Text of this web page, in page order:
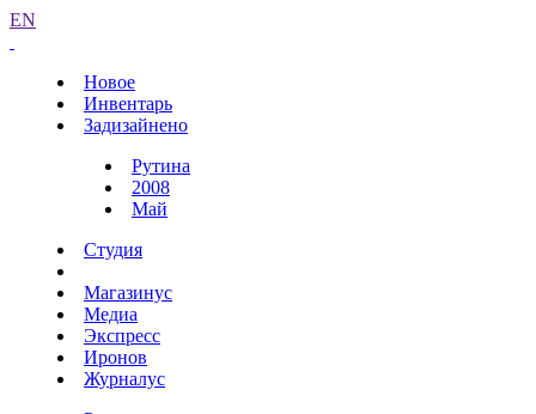
EN
Новое
Инвентарь
Задизайнено
Рутина
2008
Май
Студия
Магазинус
Медиа
Экспресс
Иронов
Журналус